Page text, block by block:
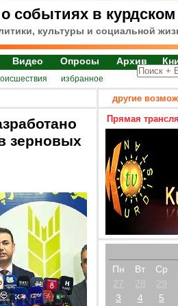
событиях в курдском
культуры и социальной
Видео Опросы Архив
избранное
зерновых
другие
Прямая
Пн Вт Ср
27
28 29
3
4 5